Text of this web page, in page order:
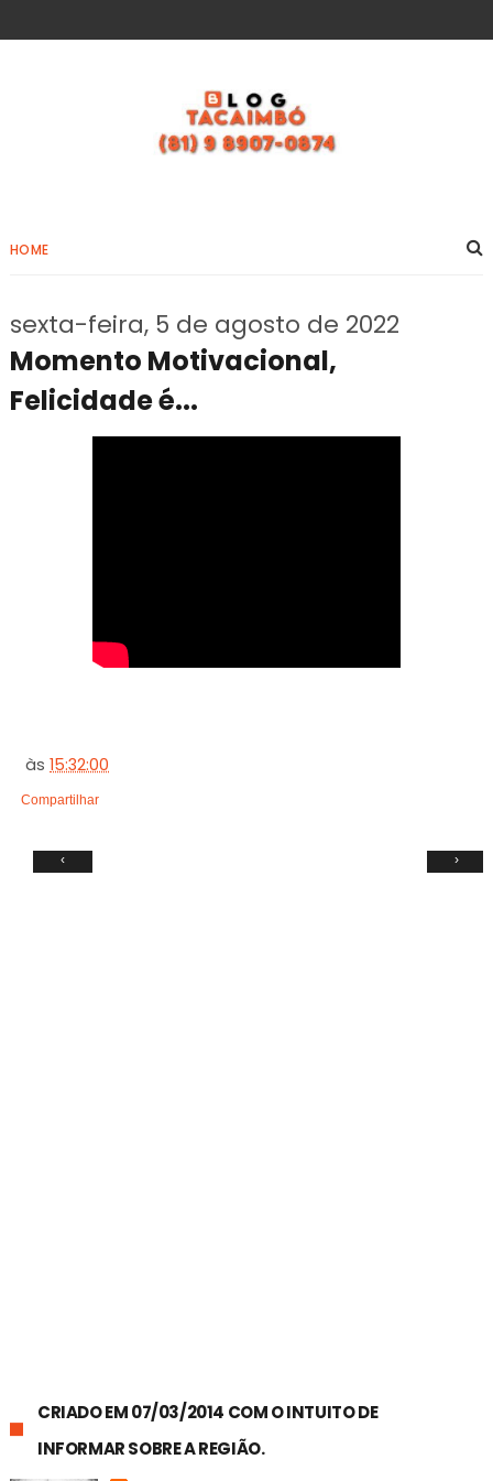
HOME
sexta-feira, 5 de agosto de 2022
Momento Motivacional,
Felicidade é...
às15:32:00
Compartilhar
‹ ›
CRIADO EM 07/03/2014 COM O INTUITO DE
INFORMAR SOBRE A REGIÃO.